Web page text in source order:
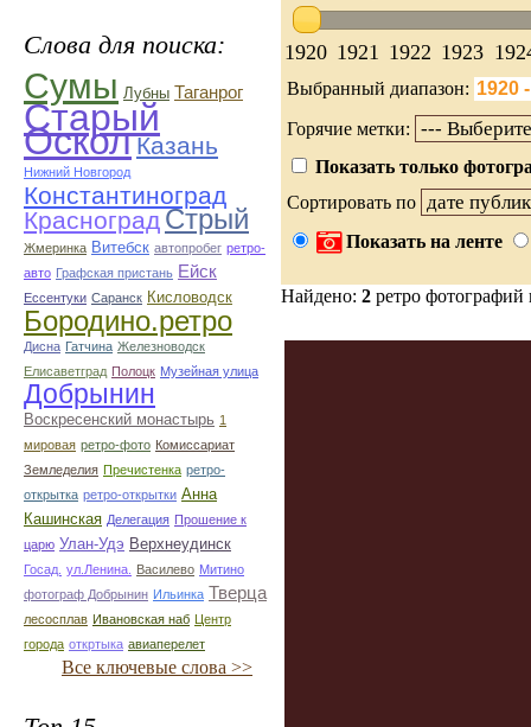
Слова для поиска:
Сумы Лубны Таганрог
Старый
ОсколКазань
Нижний Новгород
Константиноград
КрасноградСтрый
Жмеринка Витебск автопробег ретро-
авто Графская пристань Ейск
Ессентуки Саранск Кисловодск
Бородино.ретро
Дисна Гатчина Железноводск
Елисаветград Полоцк Музейная улица
Добрынин
Воскресенский монастырь 1
мировая ретро-фото Комиссариат
Земледелия Пречистенка ретро-
открытка ретро-открытки Анна
Кашинская Делегация Прошение к
царю Улан-Удэ Верхнеудинск
Госад. ул.Ленина. Василево Митино
фотограф Добрынин Ильинка Тверца
лесосплав Ивановская наб Центр
города откртыка авиаперелет
Все ключевые слова >>
1920 1921 1922 1923
Выбранный диапазон:
Горячие метки:
Показать только
Сортировать по
Показать на ленте
Найдено: 2 ретро